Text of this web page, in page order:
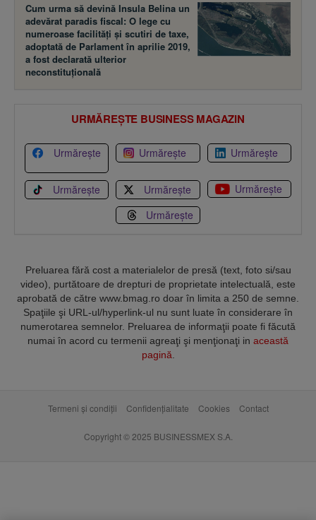
Cum urma să devină Insula Belina un
adevărat paradis fiscal: O lege cu
numeroase facilităţi şi scutiri de taxe,
adoptată de Parlament în aprilie 2019,
a fost declarată ulterior
neconstituţională
URMĂREȘTE BUSINESS MAGAZIN
Urmărește Urmărește Urmărește
Urmărește Urmărește
Urmărește
Urmărește
Preluarea fără cost a materialelor de presă (text, foto si/sau
video), purtătoare de drepturi de proprietate intelectuală, este
aprobată de către www.bmag.ro doar în limita a 250 de semne.
Spaţiile şi URL-ul/hyperlink-ul nu sunt luate în considerare în
numerotarea semnelor. Preluarea de informaţii poate fi făcută
numai în acord cu termenii agreaţi şi menţionaţi in această
pagină
Termeni și condiții Confidențialitate Cookies Contact
Copyright © 2025 BUSINESSMEX S.A.